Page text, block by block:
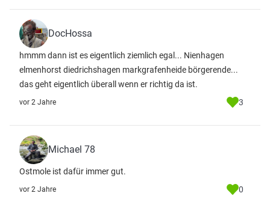
DocHossa
hmmm dann ist es eigentlich ziemlich egal... Nienhagen
elmenhorst diedrichshagen markgrafenheide börgerende...
das geht eigentlich überall wenn er richtig da ist.
vor 2 Jahre 3
Michael 78
Ostmole ist dafür immer gut.
vor 2 Jahre 0